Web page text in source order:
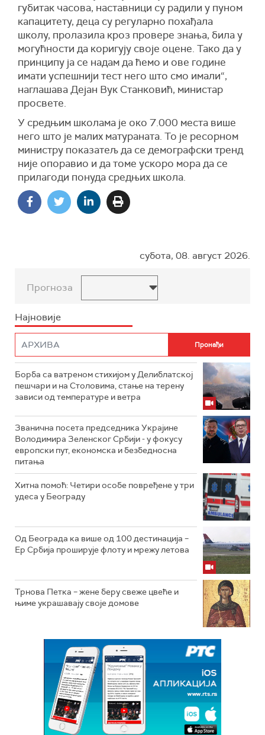
губитак часова, наставници су радили у пуном
капацитету, деца су регуларно похађала
школу, пролазила кроз провере знања, била у
могућности да коригују своје оцене. Тако да у
принципу ја се надам да ћемо и ове године
имати успешнији тест него што смо имали“,
наглашава Дејан Вук Станковић, министар
просвете.
У средњим школама је око 7.000 места више
него што је малих матураната. То је ресорном
министру показатељ да се демографски тренд
није опоравио и да томе ускоро мора да се
прилагоди понуда средњих школа.
субота, 08. август 2026.
Прогноза
Најновије
Борба са ватреном стихијом у Делиблатској
пешчари и на Столовима, стање на терену
зависи од температуре и ветра
Званична посета председника Украјине
Володимира Зеленског Србији - у фокусу
европски пут, економска и безбедносна
питања
Хитна помоћ: Четири особе повређене у три
удеса у Београду
Од Београда ка више од 100 дестинација –
Ер Србија проширује флоту и мрежу летова
Трнова Петка – жене беру свеже цвеће и
њиме украшавају своје домове